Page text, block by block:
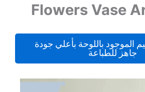
Flowers Vase
الموجود باللوحة بأعلي جودة
جاهز للطباعة